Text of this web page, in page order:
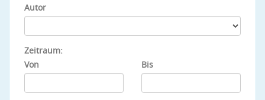
Autor
Zeitraum:
Von
Bis